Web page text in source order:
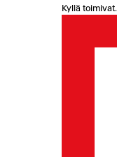
Kyllä toimivat.